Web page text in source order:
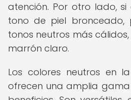
atención. Por otro lado,
tono de piel bronceado,
tonos neutros más
marrón claro.
Los colores neutros en
ofrecen una amplia